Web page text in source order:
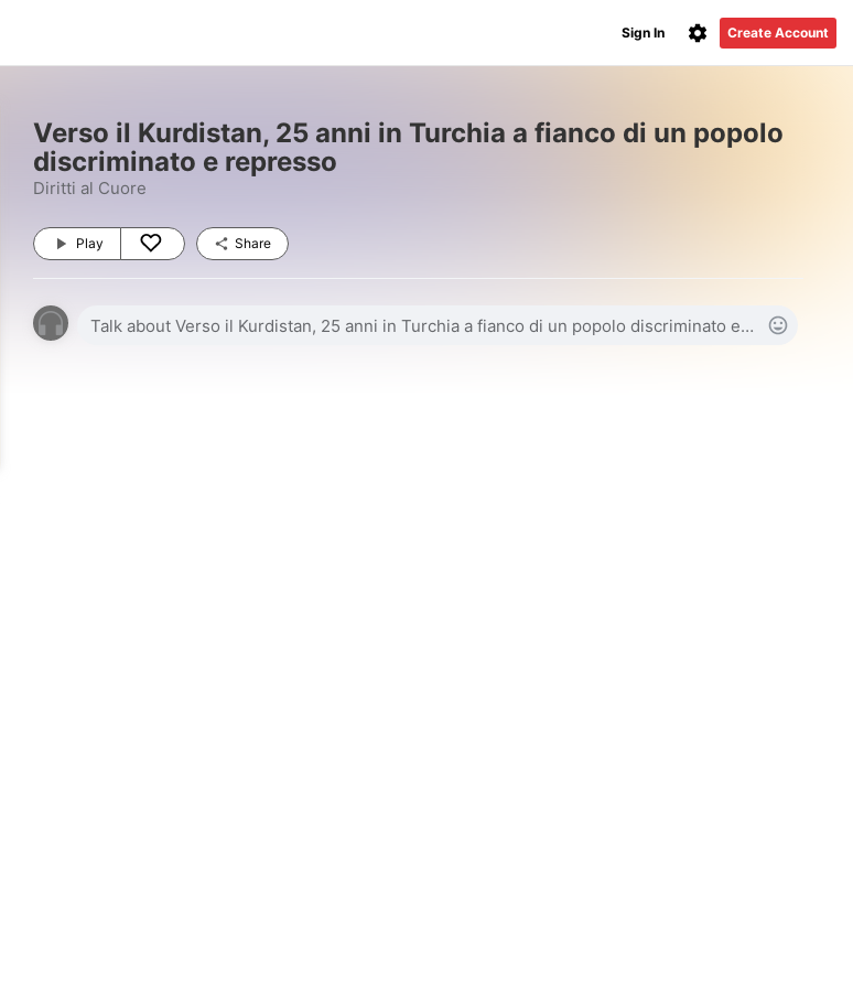
Create Account
Sign In
Verso il Kurdistan, 25 anni in Turchia a fianco di un popolo
discriminato e represso
Diritti al Cuore
Play Share